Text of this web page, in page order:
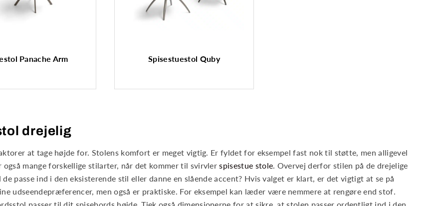
Panache Arm Spisestuestol Quby
drejelig
at tage højde for. Stolens komfort er meget vigtig. Er fyldet for eksempel fast nok til støtte, men alligevel
mange forskellige stilarter, når det kommer til svirvlerspisestue stole. Overvej derfor stilen på de drejelige
passe ind i den eksisterende stil eller danne en slående accent? Hvis valget er klart, er det vigtigt at se på
udseendepræferencer, men også er praktiske. For eksempel kan læder være nemmere at rengøre end stof.